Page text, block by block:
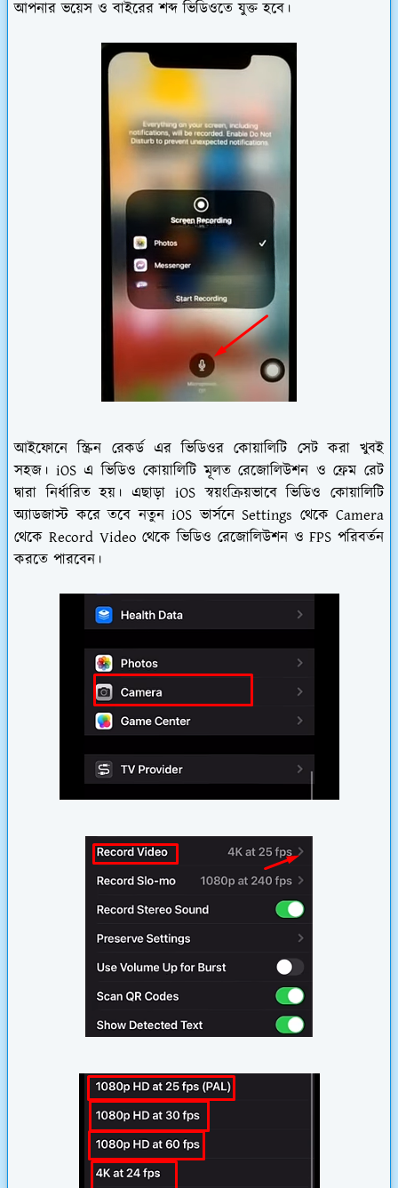
আপনার ভয়েস ও বাইরের শব্দ ভিডিওতে যুক্ত হবে।
আইফোনে স্ক্রিন রেকর্ড এর ভিডিওর কোয়ালিটি সেট করা খুবই
সহজ। iOS এ ভিডিও কোয়ালিটি মূলত রেজোলিউশন ও ফ্রেম রেট
দ্বারা নির্ধারিত হয়। এছাড়া iOS স্বয়ংক্রিয়ভাবে ভিডিও কোয়ালিটি
অ্যাডজাস্ট করে তবে নতুন iOS ভার্সনে Settings থেকে Camera
থেকে Record Video থেকে ভিডিও রেজোলিউশন ও FPS পরিবর্তন
করতে পারবেন।